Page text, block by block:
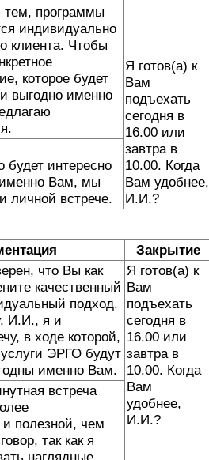
тем, программы
индивидуально
клиента. Чтобы
которое будет
выгодно именно
Я готов(а) к
Вам
подъехать
сегодня в
16.00 или
завтра в
10.00. Когда
Вам удобнее,
И.И.?
будет интересно
Вам, мы
личной встрече.
Закрытие
что Вы как
качественный
подход.
И.И., я и
в ходе которой,
ЭРГО будут
именно Вам.
Я готов(а) к
Вам
подъехать
сегодня в
16.00 или
завтра в
10.00. Когда
Вам
удобнее,
И.И.?
встреча
полезной, чем
так как я
наглядные